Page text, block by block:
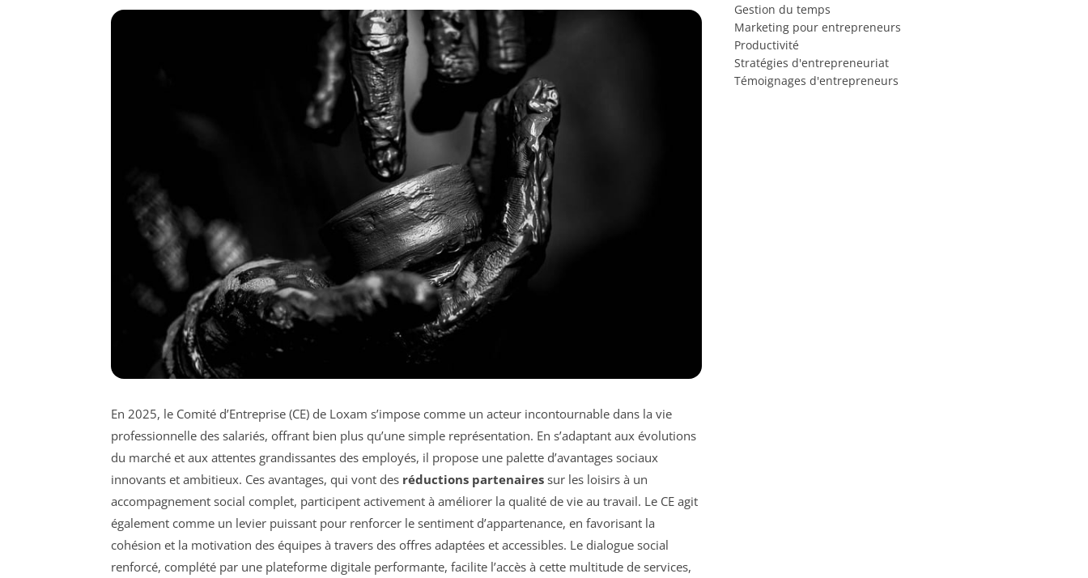
En 2025, le Comité d’Entreprise (CE) de Loxam s’impose comme un acteur incontournable dans la vie
professionnelle des salariés, offrant bien plus qu’une simple représentation. En s’adaptant aux évolutions
du marché et aux attentes grandissantes des employés, il propose une palette d’avantages sociaux
innovants et ambitieux. Ces avantages, qui vont des réductions partenaires sur les loisirs à un
accompagnement social complet, participent activement à améliorer la qualité de vie au travail. Le CE agit
également comme un levier puissant pour renforcer le sentiment d’appartenance, en favorisant la
cohésion et la motivation des équipes à travers des offres adaptées et accessibles. Le dialogue social
renforcé, complété par une plateforme digitale performante, facilite l’accès à cette multitude de services,
Gestion du temps
Marketing pour entrepreneurs
Productivité
Stratégies d'entrepreneuriat
Témoignages d'entrepreneurs